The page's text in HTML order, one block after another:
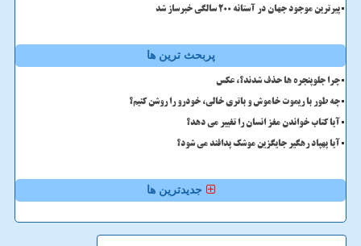
پیرترین موجود جهان در آستانه ۲۰۰ سالگی خبرساز شد
پربحث ترین ها
چرا جلوپنجره ها حذف شدند؟، عکس
چه طور با ریموت خاموش و باتری خالی، خودرو را روشن کنیم؟
آیا کتاب خواندن مغز انسان را تغییر می دهد؟
آیا پهپاد رهگیر جایگزین موشک پدافند می شود؟
جدیدترین ها